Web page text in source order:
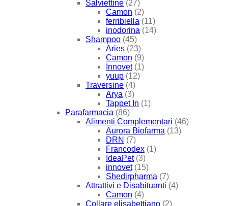
Salviettine (27)
Camon (2)
ferribiella (11)
inodorina (14)
Shampoo (45)
Aries (23)
Camon (9)
Innovet (1)
yuup (12)
Traversine (4)
Arya (3)
Tappet In (1)
Parafarmacia (86)
Alimenti Complementari (46)
Aurora Biofarma (13)
DRN (7)
Francodex (1)
IdeaPet (3)
innovet (15)
Shedirpharma (7)
Attrattivi e Disabituanti (4)
Camon (4)
Collare elisabettiano (2)